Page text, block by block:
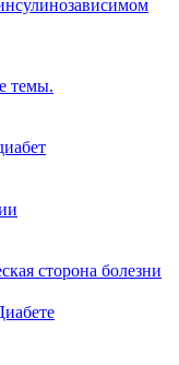
темы.
сторона болезни